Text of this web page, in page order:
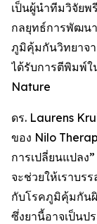
เป็นผู้นำทีมวิจัยพ
กลยุทธ์การพัฒน
ภูมิคุ้มกันวิทยาจา
ได้รับการตีพิมพ์ใ
Nature
ดร. Laurens
ของ Nilo
การเปลี่ยนแปลง
จะช่วยให้เราบร
กับโรคภูมิคุ้มกัน
ซึ่งยานี้อาจเป็นป